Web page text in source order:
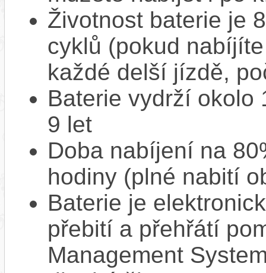
Životnost baterie je
cyklů (pokud
každé delší jízdě,
Baterie vydrží okolo
9 let
Doba nabíjení na
hodiny (plné nabití
Baterie je
přebití a přehřátí
Management